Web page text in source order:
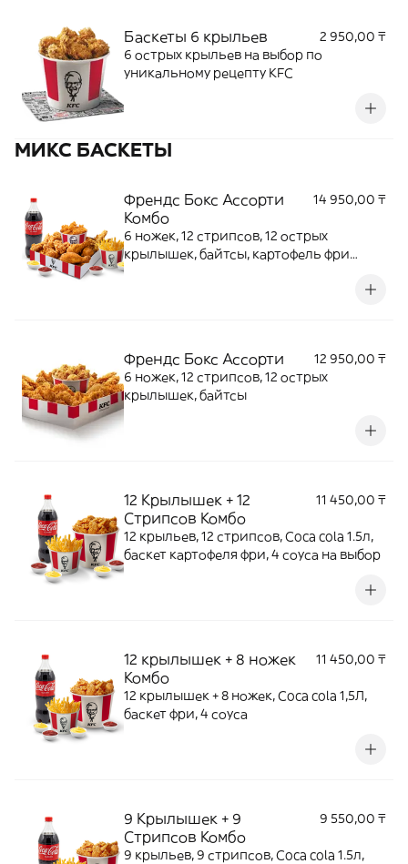
Баскеты 6 крыльев
2 950,00 ₸
6 острых крыльев на выбор по
уникальному рецепту KFC
МИКС БАСКЕТЫ
Френдс Бокс Ассорти
Комбо
14 950,00 ₸
6 ножек, 12 стрипсов, 12 острых
крылышек, байтсы, картофель фри
Френдс Бокс Ассорти
12 950,00 ₸
6 ножек, 12 стрипсов, 12 острых
крылышек, байтсы
12 Крылышек + 12
Стрипсов Комбо
11 450,00 ₸
12 крыльев, 12 стрипсов, Coca cola 1.5л,
баскет картофеля фри, 4 соуса на выбор
12 крылышек + 8 ножек
Комбо
11 450,00 ₸
12 крылышек + 8 ножек, Coca cola 1,5Л,
баскет фри, 4 соуса
9 Крылышек + 9
Стрипсов Комбо
9 550,00 ₸
9 крыльев, 9 стрипсов, Coca cola 1.5л,